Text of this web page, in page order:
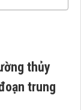
thủy
trung